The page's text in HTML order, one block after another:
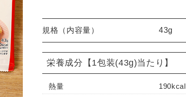
規格（内容量） 43g
栄養成分 【1包装(43g)当たり】
熱量
190kcal